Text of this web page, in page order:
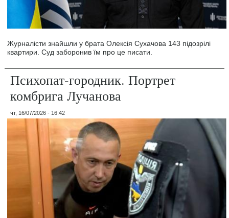
Журналісти знайшли у брата Олексія Сухачова 143 підозрілі
квартири. Суд заборонив їм про це писати.
Психопат-городник. Портрет
комбрига Лучанова
чт, 16/07/2026 - 16:42